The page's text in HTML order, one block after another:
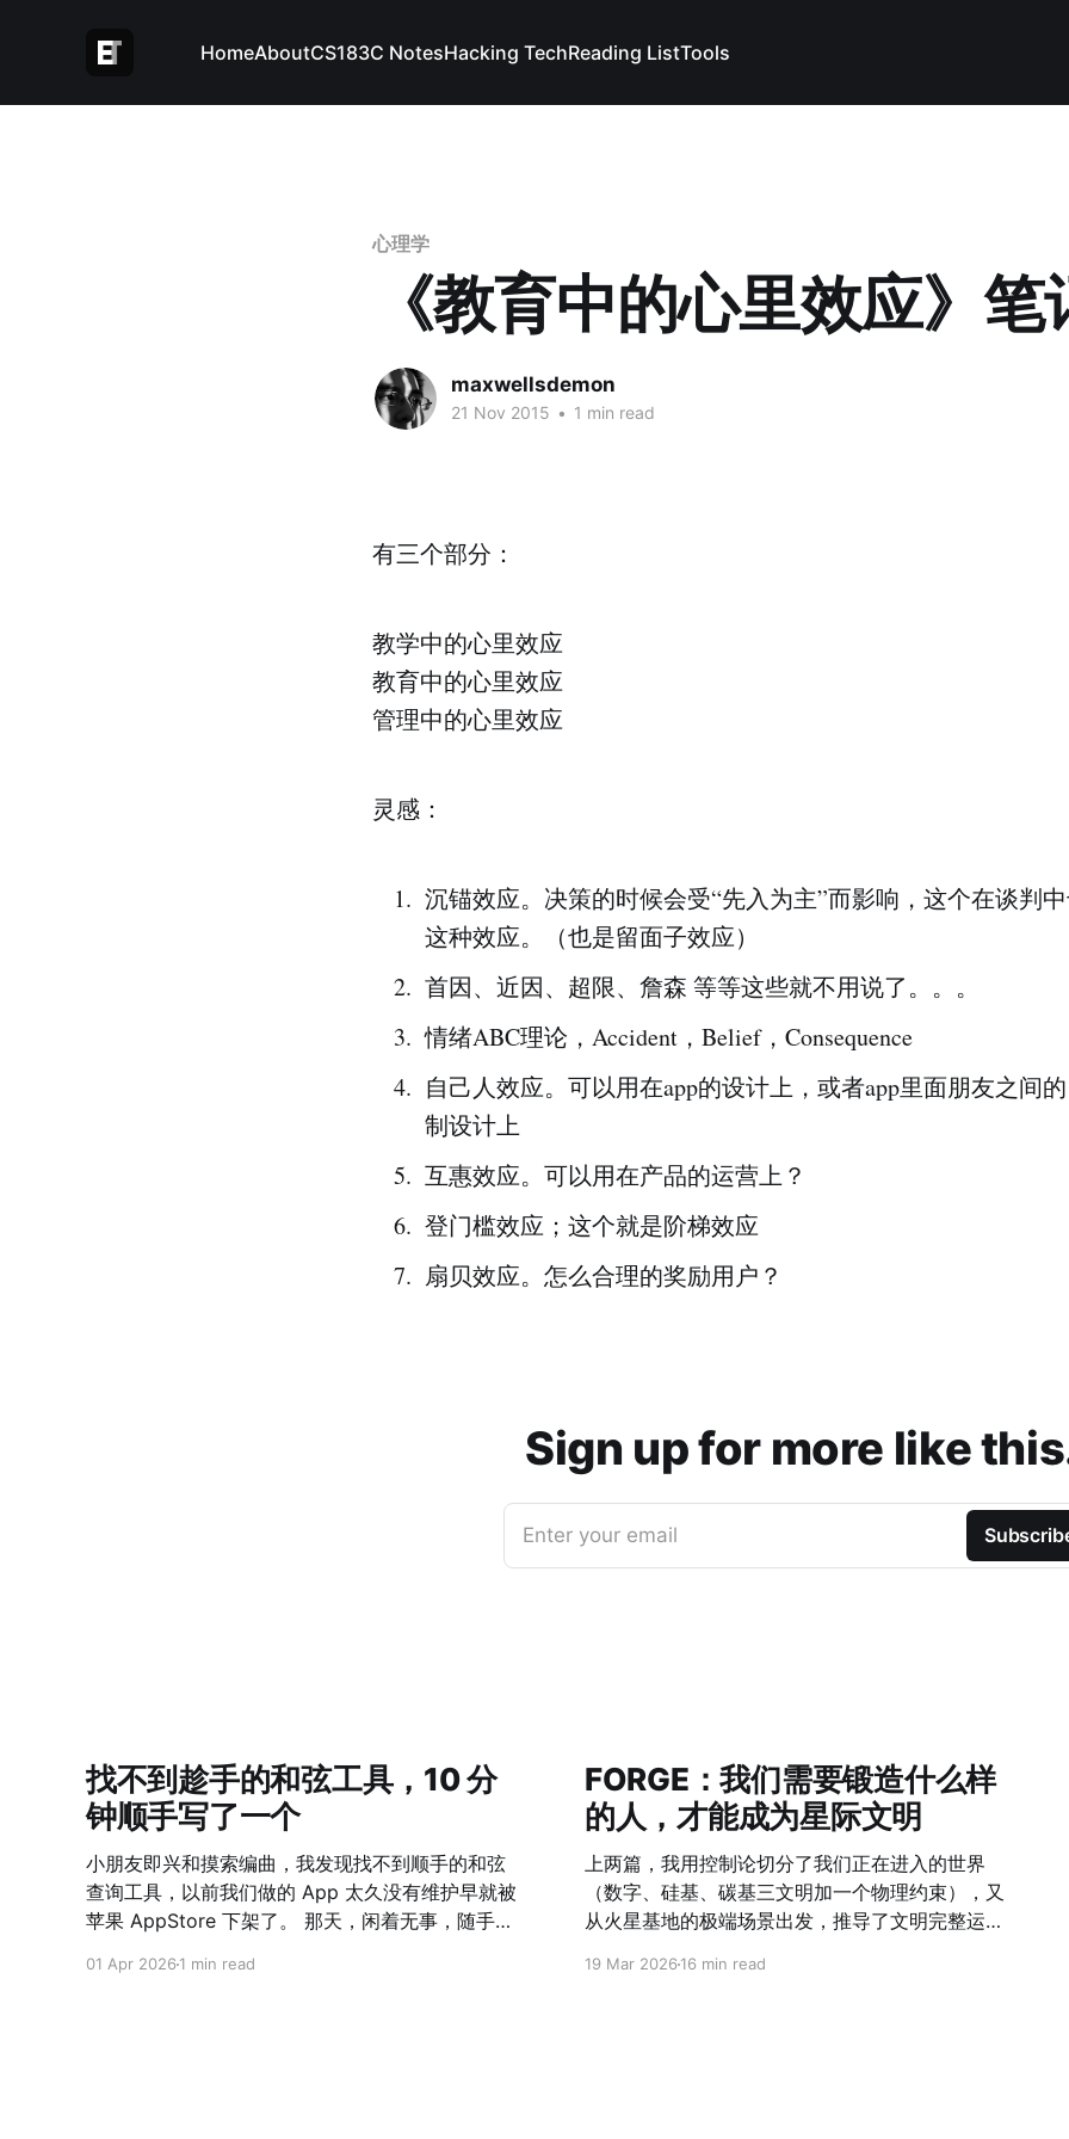
HomeAboutCS183C NotesHacking TechReading ListTools
心理学
《教育中的心里效应》笔
maxwellsdemon
21 Nov 2015 • 1 min read
有三个部分：
教学中的心里效应
教育中的心里效应
管理中的心里效应
灵感：
沉锚效应。决策的时候会受“先入为主”而影响，这个在谈判
这种效应。（也是留面子效应）
首因、近因、超限、詹森 等等这些就不用说了。。。
情绪ABC理论，Accident，Belief，Consequence
自己人效应。可以用在app的设计上，或者app里面朋友之间
制设计上
互惠效应。可以用在产品的运营上？
登门槛效应；这个就是阶梯效应
扇贝效应。怎么合理的奖励用户？
Sign up for more like
Enter your email
找不到趁手的和弦工具，10 分
钟顺手写了一个
小朋友即兴和摸索编曲，我发现找不到顺手的和弦
查询工具，以前我们做的 App 太久没有维护早就被
苹果 AppStore 下架了。 那天，闲着无事，随手
功能完整程度、适配情况都非常赞。 如果 10 年前
01 Apr 2026 1 min read
FORGE：我们需要锻造什么样
的人，才能成为星际文明
上两篇，我用控制论切分了我们正在进入的世界
（数字、硅基、碳基三文明加一个物理约束），又
从火星基地的极端场景出发，推导了文明完整运作
19 Mar 202616 min read